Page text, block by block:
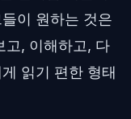
이 원하는 것은
고, 이해하고, 다
읽기 편한 형태